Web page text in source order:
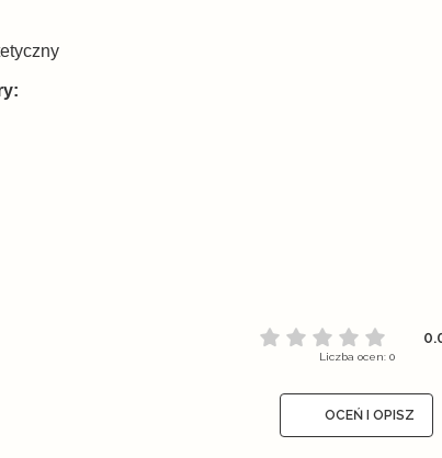
Liczba ocen: 0
OCEŃ I OPISZ